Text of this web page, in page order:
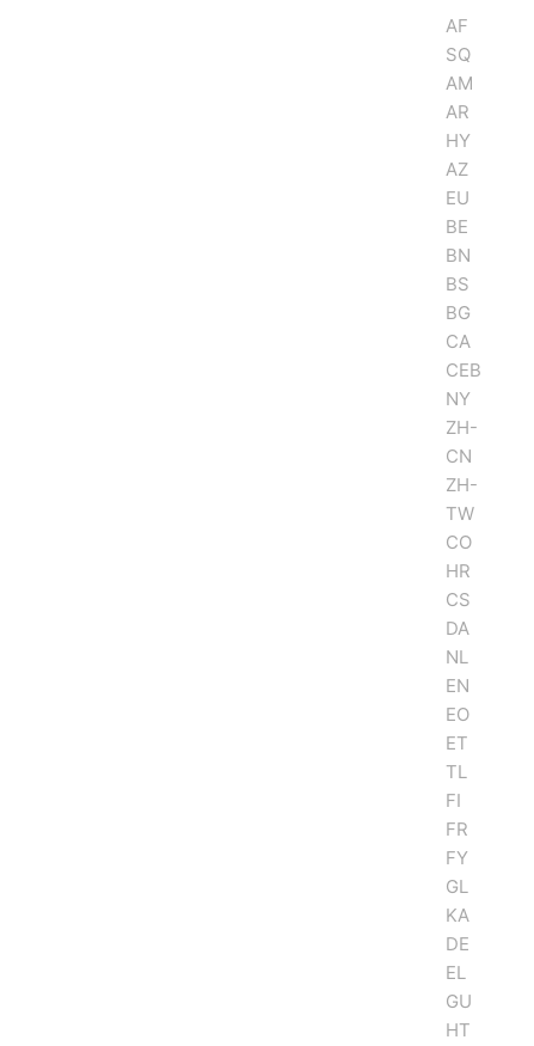
AF
SQ
AM
AR
HY
AZ
EU
BE
BN
BS
BG
CA
CEB
NY
ZH-
CN
ZH-
TW
CO
HR
CS
DA
NL
EN
EO
ET
TL
FI
FR
FY
GL
KA
DE
EL
GU
HT